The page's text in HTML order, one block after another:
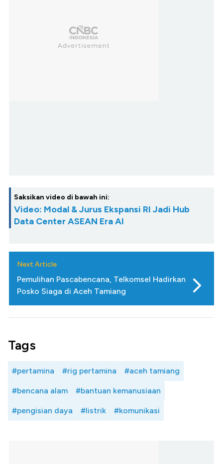
Saksikan video di bawah ini:
Video: Modal & Jurus Ekspansi RI Jadi Hub
Data Center ASEAN Era AI
Next Article
Pemulihan Pascabencana, Telkomsel Hadirkan
Posko Siaga di Aceh Tamiang
Tags
#pertamina #rig pertamina #aceh tamiang
#bencana alam #bantuan kemanusiaan
#pengisian daya #listrik #komunikasi